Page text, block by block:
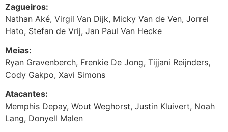
Zagueiros:
Nathan Aké, Virgil Van Dijk, Micky Van de Ven, Jorrel
Hato, Stefan de Vrij, Jan Paul Van Hecke
Meias:
Ryan Gravenberch, Frenkie De Jong, Tijjani Reijnders,
Cody Gakpo, Xavi Simons
Atacantes:
Memphis Depay, Wout Weghorst, Justin Kluivert, Noah
Lang, Donyell Malen